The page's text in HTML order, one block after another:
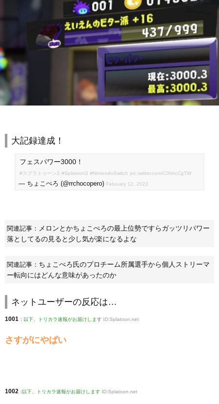
大記録達成！
フェスパワー3000！
#スプラトゥーン3 #Splatoon3 #NintendoSwitch pic.twitter.com/C3IrhcCgTW
— ちょこぺろ (@rrchocopero) February 12, 2023
関連記事： メロンとかちょこぺろの最上位勢ですらガッツリパワー
落としてるの見ると少し気が楽になるよな
関連記事： ちょこぺろ氏のプロチーム所属選手から個人ストリーマ
ー転向にはどんな意味があったのか
ネットユーザーの反応は…
1001 : 以下、トリカラ速報がお届けします ID:Splatoon.net
さすがにやばい
1002 : 以下、トリカラ速報がお届けします ID:Splatoon.net